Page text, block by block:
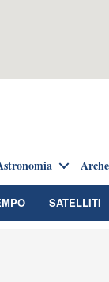
SATELLITI